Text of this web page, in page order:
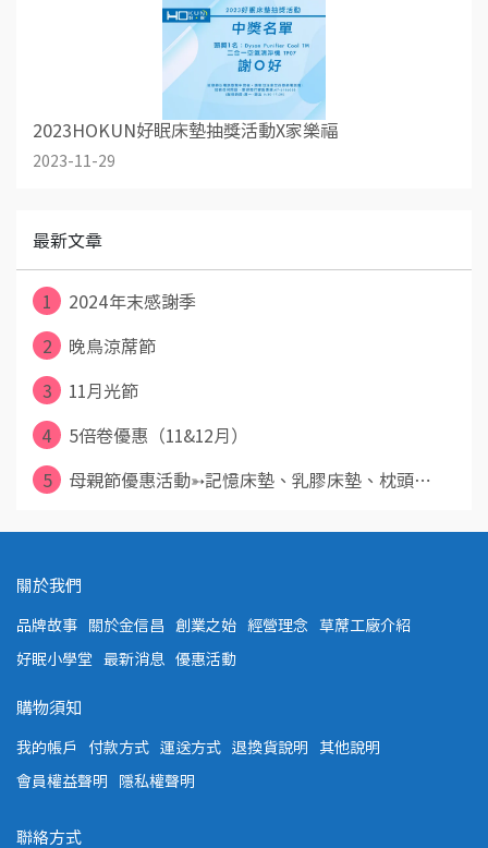
2023HOKUN好眠床墊抽獎活動X家樂福
2023-11-29
最新文章
1
2024年末感謝季
2
晚鳥涼蓆節
3
11月光節
4
5倍卷優惠（11&12月）
5
母親節優惠活動➳記憶床墊、乳膠床墊、枕頭⋯
關於我們
品牌故事 關於金信昌 創業之始 經營理念 草蓆工廠介紹
好眠小學堂 最新消息 優惠活動
購物須知
我的帳戶 付款方式 運送方式 退換貨說明 其他說明
會員權益聲明 隱私權聲明
聯絡方式